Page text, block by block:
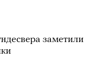
заметили